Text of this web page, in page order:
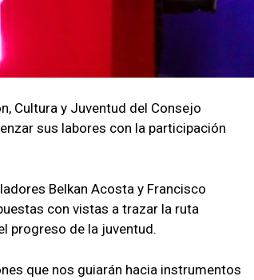
Cultura y Juventud del Consejo
sus labores con la participación
Belkan Acosta y Francisco
con vistas a trazar la ruta
progreso de la juventud.
que nos guiarán hacia instrumentos